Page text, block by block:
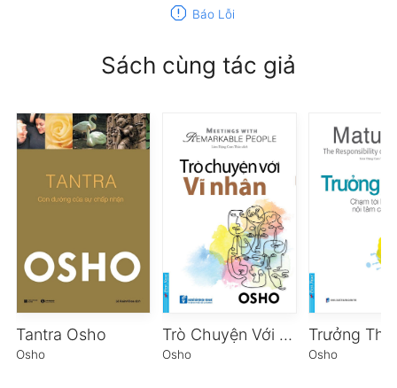
report Báo Lỗi
Sách cùng tác giả
Tantra Osho
Osho
Trò Chuyện Với Vĩ Nhân
Osho
Trưởng
Osho